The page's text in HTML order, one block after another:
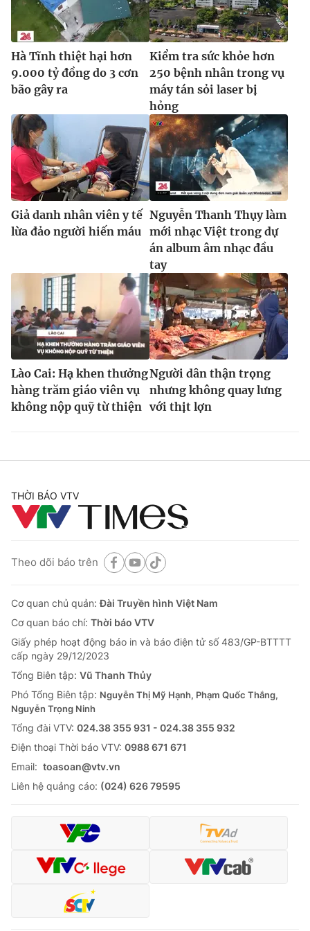
Ðiện thoại Thời báo VTV: 024.66 897 897
Email: toasoan@vtv.vn
Liên hệ quảng cáo:024-7300.7108
® Cấm sao chép dưới mọi hình thức nếu không có sự chấp
thuận bằng văn bản. Ghi rõ nguồn VTV.vn khi phát hành lại
Hà Tĩnh thiệt hại hơn
9.000 tỷ đồng do 3 cơn
bão gây ra
Kiểm tra sức khỏe hơn
250 bệnh nhân trong vụ
máy tán sỏi laser bị
hỏng
Giả danh nhân viên y tế
lừa đảo người hiến máu
Nguyễn Thanh Thụy làm
mới nhạc Việt trong dự
án album âm nhạc đầu
tay
Lào Cai: Hạ khen thưởng
hàng trăm giáo viên vụ
không nộp quỹ từ thiện
Người dân thận trọng
nhưng không quay lưng
với thịt lợn
THỜI BÁO VTV
Theo dõi báo trên
Cơ quan chủ quản:Đài Truyền hình Việt Nam
Cơ quan báo chí: Thời báo VTV
Giấy phép hoạt động báo in và báo điện tử số 483/GP-BTTTT
cấp ngày 29/12/2023
Tổng Biên tập: Vũ Thanh Thủy
Phó Tổng Biên tập: Nguyễn Thị Mỹ Hạnh, Phạm Quốc Thắng,
Nguyễn Trọng Ninh
Tổng đài VTV: 024.38 355 931 - 024.38 355 932
Ðiện thoại Thời báo VTV: 0988 671 671
Email: toasoan@vtv.vn
Liên hệ quảng cáo: (024) 626 79595